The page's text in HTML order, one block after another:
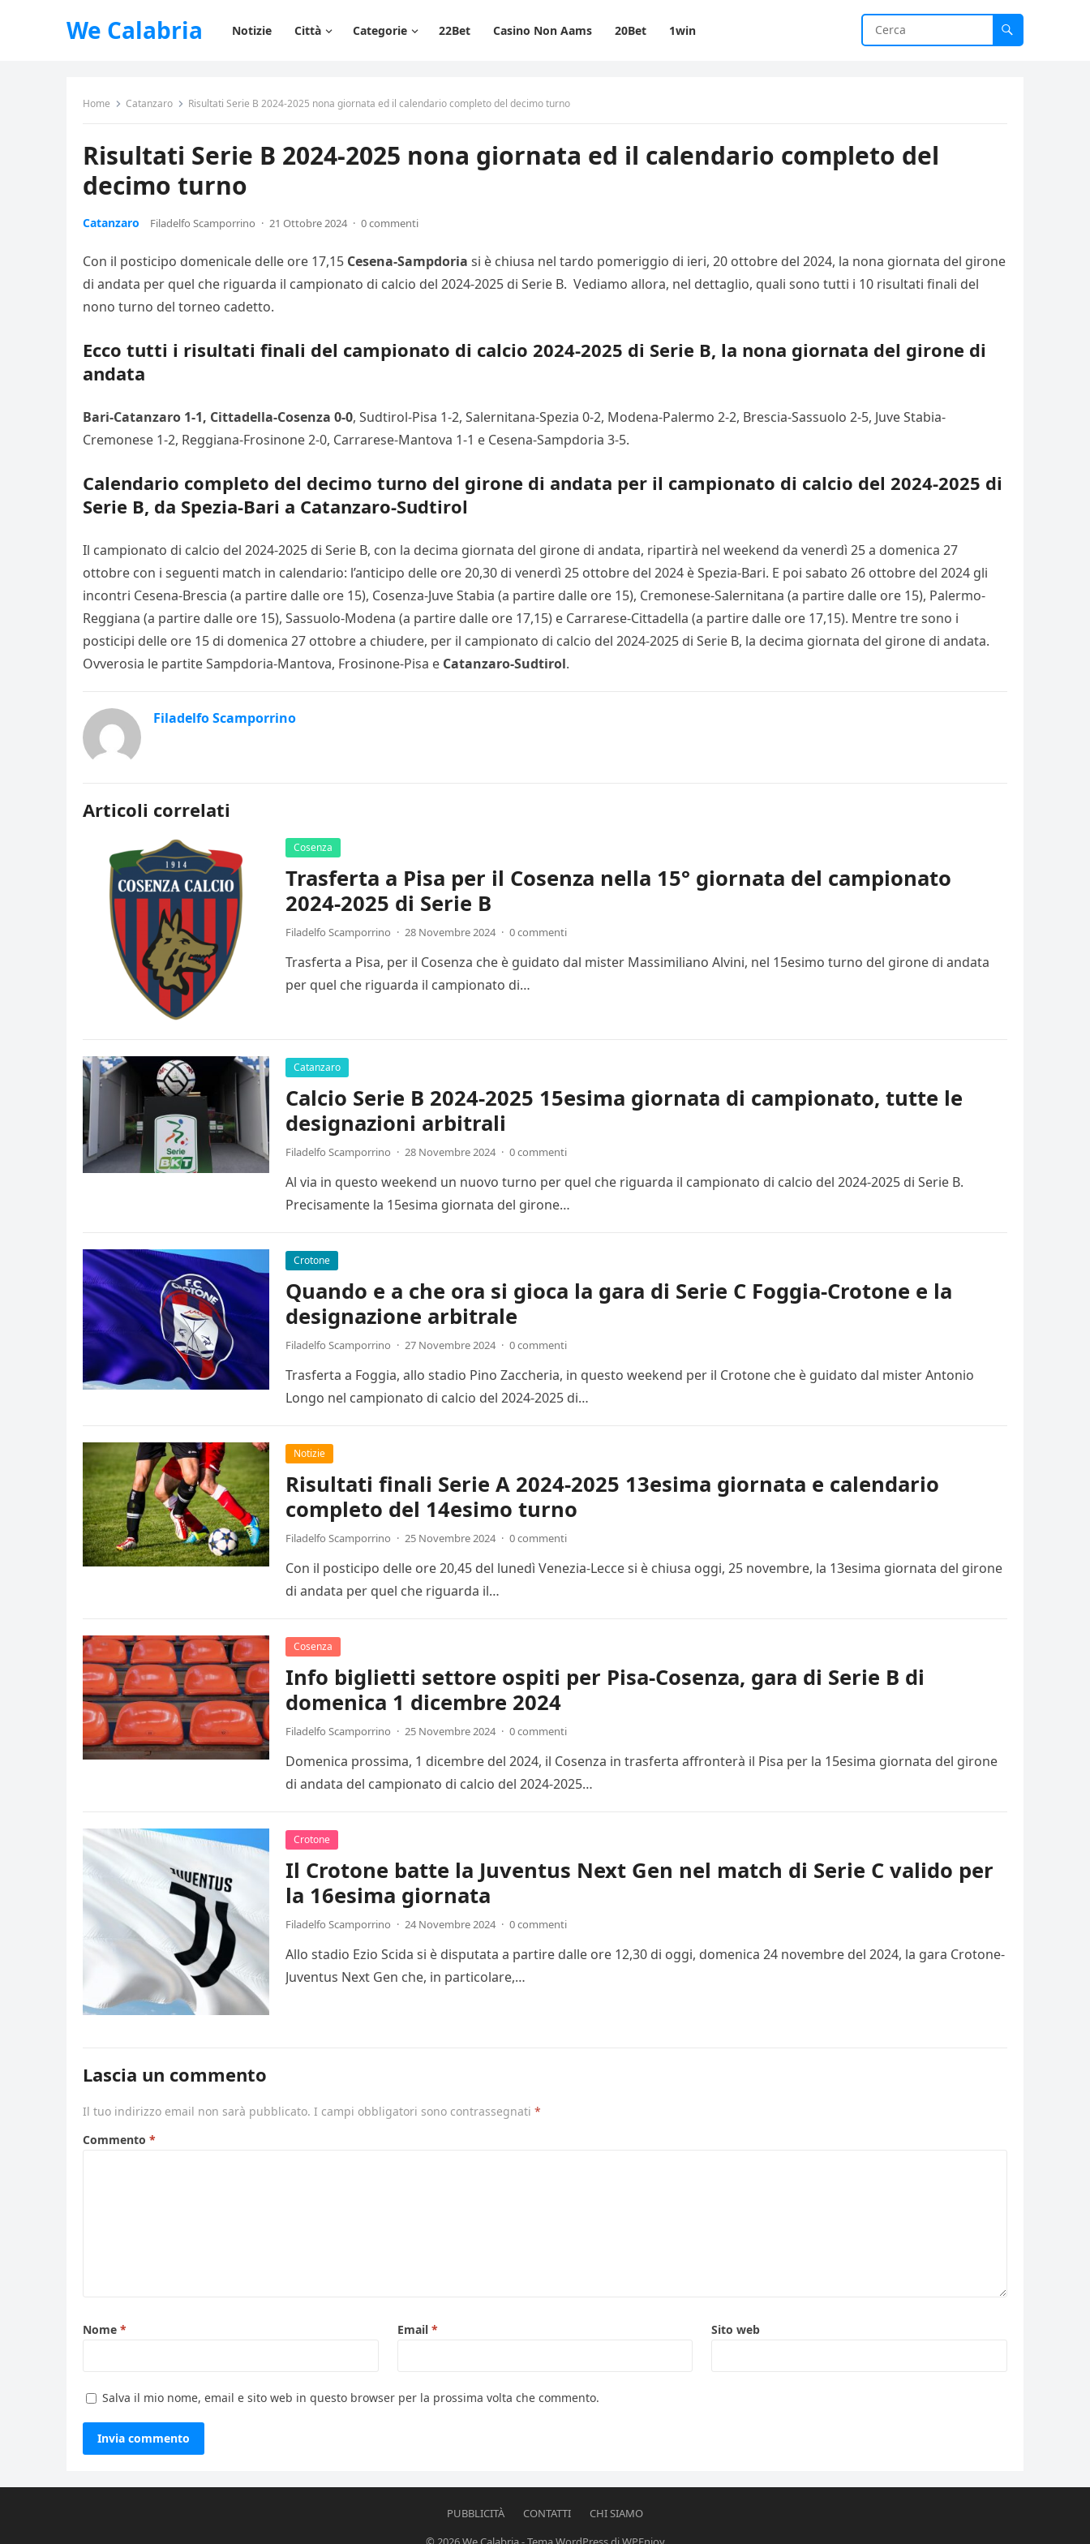
We Calabria Notizie Città Categorie 22Bet Casino Non Aams 20Bet 1win
Home Catanzaro Risultati Serie B 2024-2025 nona giornata ed il calendario completo del decimo turno
Risultati Serie B 2024-2025 nona giornata ed il calendario completo del
decimo turno
Catanzaro Filadelfo Scamporrino · 21 Ottobre 2024 · 0 commenti
Con il posticipo domenicale delle ore 17,15 Cesena-Sampdoria si è chiusa nel tardo pomeriggio di ieri, 20 ottobre del 2024, la nona giornata del girone
di andata per quel che riguarda il campionato di calcio del 2024-2025 di Serie B. Vediamo allora, nel dettaglio, quali sono tutti i 10 risultati finali del
nono turno del torneo cadetto.
Ecco tutti i risultati finali del campionato di calcio 2024-2025 di Serie B, la nona giornata del girone di
andata
Bari-Catanzaro 1-1, Cittadella-Cosenza 0-0, Sudtirol-Pisa 1-2, Salernitana-Spezia 0-2, Modena-Palermo 2-2, Brescia-Sassuolo 2-5, Juve Stabia-
Cremonese 1-2, Reggiana-Frosinone 2-0, Carrarese-Mantova 1-1 e Cesena-Sampdoria 3-5.
Calendario completo del decimo turno del girone di andata per il campionato di calcio del 2024-2025 di
Serie B, da Spezia-Bari a Catanzaro-Sudtirol
Il campionato di calcio del 2024-2025 di Serie B, con la decima giornata del girone di andata, ripartirà nel weekend da venerdì 25 a domenica 27
ottobre con i seguenti match in calendario: l’anticipo delle ore 20,30 di venerdì 25 ottobre del 2024 è Spezia-Bari. E poi sabato 26 ottobre del 2024 gli
incontri Cesena-Brescia (a partire dalle ore 15), Cosenza-Juve Stabia (a partire dalle ore 15), Cremonese-Salernitana (a partire dalle ore 15), Palermo-
Reggiana (a partire dalle ore 15), Sassuolo-Modena (a partire dalle ore 17,15) e Carrarese-Cittadella (a partire dalle ore 17,15). Mentre tre sono i
posticipi delle ore 15 di domenica 27 ottobre a chiudere, per il campionato di calcio del 2024-2025 di Serie B, la decima giornata del girone di andata.
Ovverosia le partite Sampdoria-Mantova, Frosinone-Pisa e Catanzaro-Sudtirol.
Filadelfo Scamporrino
Articoli correlati
Cosenza
Trasferta a Pisa per il Cosenza nella 15° giornata del campionato
2024-2025 di Serie B
Filadelfo Scamporrino · 28 Novembre 2024 · 0 commenti
Trasferta a Pisa, per il Cosenza che è guidato dal mister Massimiliano Alvini, nel 15esimo turno del girone di andata
per quel che riguarda il campionato di…
Catanzaro
Calcio Serie B 2024-2025 15esima giornata di campionato, tutte le
designazioni arbitrali
Filadelfo Scamporrino · 28 Novembre 2024 · 0 commenti
Al via in questo weekend un nuovo turno per quel che riguarda il campionato di calcio del 2024-2025 di Serie B.
Precisamente la 15esima giornata del girone…
Crotone
Quando e a che ora si gioca la gara di Serie C Foggia-Crotone e la
designazione arbitrale
Filadelfo Scamporrino · 27 Novembre 2024 · 0 commenti
Trasferta a Foggia, allo stadio Pino Zaccheria, in questo weekend per il Crotone che è guidato dal mister Antonio
Longo nel campionato di calcio del 2024-2025 di…
Notizie
Risultati finali Serie A 2024-2025 13esima giornata e calendario
completo del 14esimo turno
Filadelfo Scamporrino · 25 Novembre 2024 · 0 commenti
Con il posticipo delle ore 20,45 del lunedì Venezia-Lecce si è chiusa oggi, 25 novembre, la 13esima giornata del girone
di andata per quel che riguarda il…
Cosenza
Info biglietti settore ospiti per Pisa-Cosenza, gara di Serie B di
domenica 1 dicembre 2024
Filadelfo Scamporrino · 25 Novembre 2024 · 0 commenti
Domenica prossima, 1 dicembre del 2024, il Cosenza in trasferta affronterà il Pisa per la 15esima giornata del girone
di andata del campionato di calcio del 2024-2025…
Crotone
Il Crotone batte la Juventus Next Gen nel match di Serie C valido per
la 16esima giornata
Filadelfo Scamporrino · 24 Novembre 2024 · 0 commenti
Allo stadio Ezio Scida si è disputata a partire dalle ore 12,30 di oggi, domenica 24 novembre del 2024, la gara Crotone-
Juventus Next Gen che, in particolare,…
Lascia un commento
Il tuo indirizzo email non sarà pubblicato. I campi obbligatori sono contrassegnati *
Commento *
Nome * Email * Sito web
Salva il mio nome, email e sito web in questo browser per la prossima volta che commento.
PUBBLICITÀ CONTATTI
CHI SIAMO